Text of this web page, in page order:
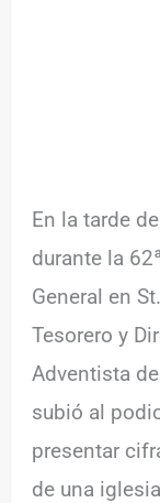
En la tarde
durante la
General en
Tesorero y
Adventista
subió al
presentar
de una